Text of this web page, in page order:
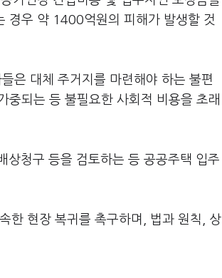
경우 약 1400억원의 피해가 발생할 것
은 대체 주거지를 마련해야 하는 불편
중되는 등 불필요한 사회적 비용을 초래
상청구 등을 검토하는 등 공공주택 입주
한 현장 복귀를 촉구하며, 법과 원칙, 상